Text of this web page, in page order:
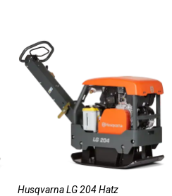
Husqvarna LG 204 Hatz